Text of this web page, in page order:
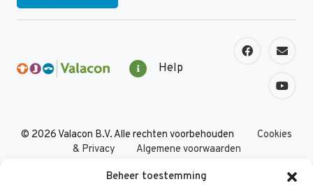
Beheer toestemming
Help
© 2026 Valacon B.V. Alle rechten voorbehouden
Cookies
& Privacy
Algemene voorwaarden